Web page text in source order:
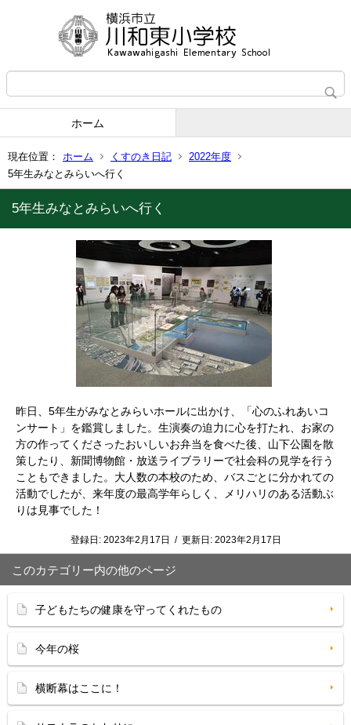
ホーム
現在位置： ホーム くすのき日記
2022年度
5年生みなとみらいへ行く
5年生みなとみらいへ行く
昨日、5年生がみなとみらいホールに出かけ、「心のふれあいコ
ンサート」を鑑賞しました。生演奏の迫力に心を打たれ、お家の
方の作ってくださったおいしいお弁当を食べた後、山下公園を散
策したり、新聞博物館・放送ライブラリーで社会科の見学を行う
こともできました。大人数の本校のため、バスごとに分かれての
活動でしたが、来年度の最高学年らしく、メリハリのある活動ぶ
りは見事でした！
登録日: 2023年2月17日 / 更新日: 2023年2月17日
このカテゴリー内の他のページ
子どもたちの健康を守ってくれたもの
今年の桜
横断幕はここに！